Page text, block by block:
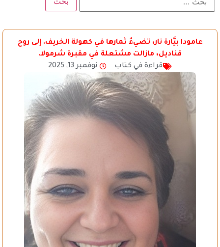
عامودا بيَّارة نار، تضيءُ ثمارها في كهولة الخريف. إلى روح
قناديل، مازالت مشتعلة في مقبرة شرمولا.
قراءة في كتاب
نوفمبر 13, 2025